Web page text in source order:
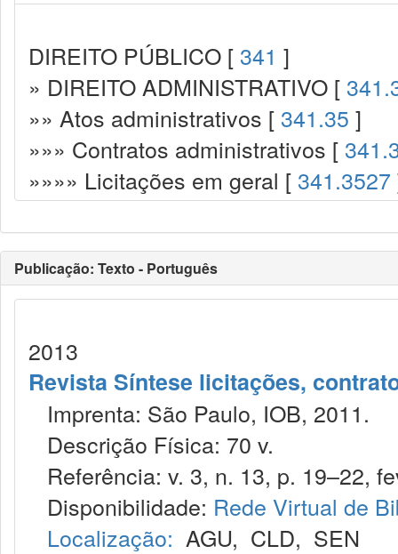
DIREITO PÚBLICO [ 341 ]
» DIREITO ADMINISTRATIVO [
»» Atos administrativos [ 341.35 ]
»»» Contratos administrativos [
»»»» Licitações em geral [ 341.3527
Publicação: Texto - Português
2013
Revista Síntese licitações,
Imprenta: São Paulo, IOB, 2011.
Descrição Física: 70 v.
Referência: v. 3, n. 13, p. 19–22,
Disponibilidade: Rede Virtual de
Localização: AGU, CLD, SEN